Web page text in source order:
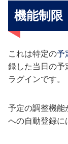
機能制限
これは特定の予
録した当日の
ラグインです。
予定の調整機能
への自動登録に